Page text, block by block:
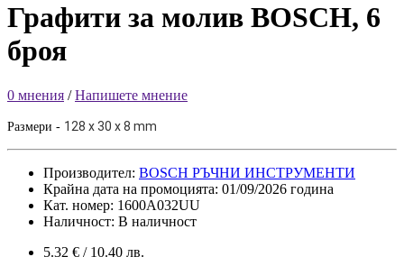
Графити за молив BOSCH, 6
броя
0 мнения /Напишете мнение
Размери - 128 x 30 x 8 mm
Производител: BOSCH РЪЧНИ ИНСТРУМЕНТИ
Крайна дата на промоцията: 01/09/2026 година
Кат. номер: 1600A032UU
Наличност: В наличност
5.32 € / 10.40 лв.